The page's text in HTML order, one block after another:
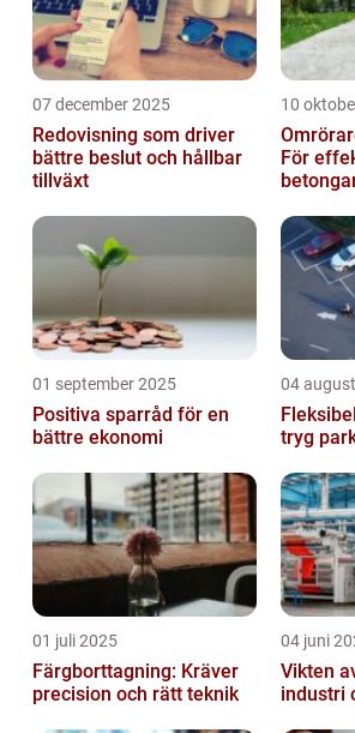
07 december 2025
Redovisning som driver
bättre beslut och hållbar
tillväxt
10
För
01 september 2025
Positiva sparråd för en
bättre ekonomi
04
tryg
01 juli 2025
Färgborttagning: Kräver
precision och rätt teknik
04 juni
Vikten
industri